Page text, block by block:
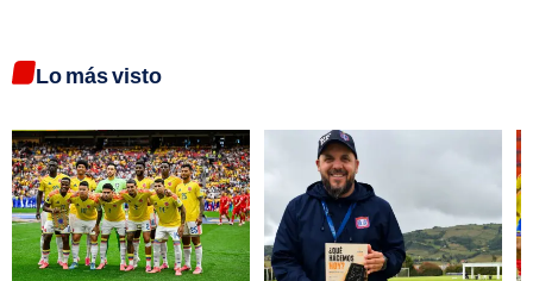
Lo más visto